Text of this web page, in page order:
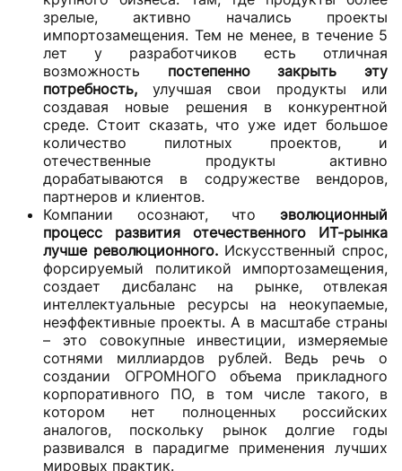
зрелые, активно начались проекты
импортозамещения. Тем не менее, в течение 5
лет у разработчиков есть отличная
возможность постепенно
закрыть эту
потребность, улучшая свои продукты или
создавая новые решения в конкурентной
среде. Стоит сказать, что уже идет большое
количество пилотных проектов, и
отечественные продукты активно
дорабатываются в содружестве вендоров,
партнеров и клиентов.
Компании осознают, что эволюционный
процесс развития отечественного ИТ-рынка
лучше революционного. Искусственный спрос,
форсируемый политикой импортозамещения,
создает дисбаланс на рынке, отвлекая
интеллектуальные ресурсы на неокупаемые,
неэффективные проекты. А в масштабе страны
– это совокупные инвестиции, измеряемые
сотнями миллиардов рублей. Ведь речь о
создании ОГРОМНОГО объема прикладного
корпоративного ПО, в том числе такого, в
котором нет полноценных российских
аналогов, поскольку рынок долгие годы
развивался в парадигме применения лучших
мировых практик.